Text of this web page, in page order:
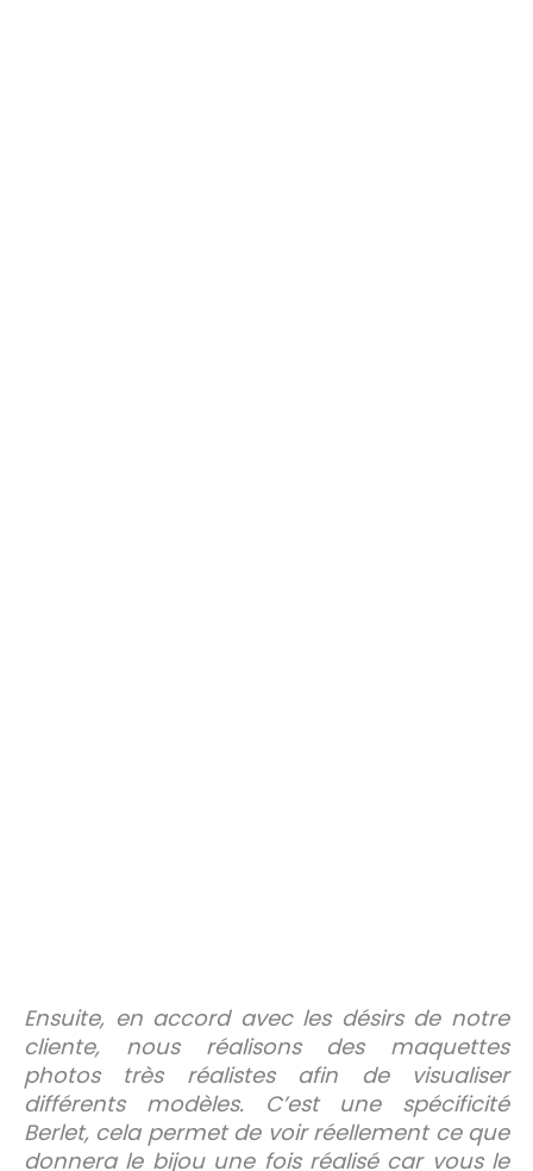
Ensuite, en accord avec les désirs de notre
cliente, nous réalisons des maquettes
photos très réalistes afin de visualiser
différents modèles. C’est une spécificité
Berlet, cela permet de voir réellement ce que
donnera le bijou une fois réalisé car vous le